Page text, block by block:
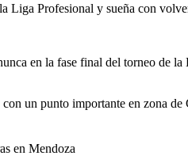
Liga Profesional y sueña con
en la fase final del torneo de
con un punto importante en zona de
en Mendoza